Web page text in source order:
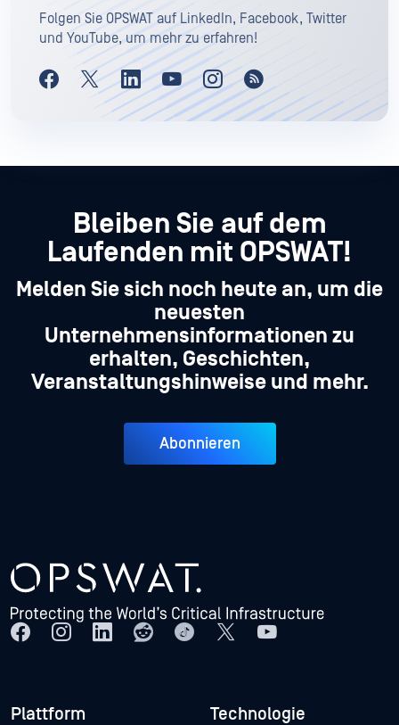
Folgen Sie OPSWAT auf LinkedIn, Facebook, Twitter
und YouTube, um mehr zu erfahren!
Bleiben Sie auf dem
Laufenden mit OPSWAT!
Melden Sie sich noch heute an, um die
neuesten
Unternehmensinformationen zu
erhalten, Geschichten,
Veranstaltungshinweise und mehr.
Abonnieren
Plattform Technologie